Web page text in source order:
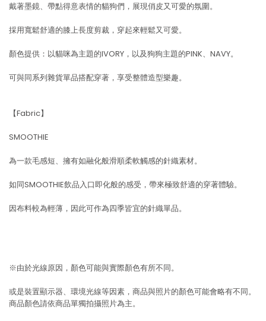
戴著墨鏡、帶點得意表情的貓狗們，展現俏皮又可愛的氛圍。
採用寬鬆舒適的膝上長度剪裁，穿起來輕鬆又可愛。
顏色提供：以貓咪為主題的IVORY，以及狗狗主題的PINK、NAVY。
可與同系列雜貨單品搭配穿著，享受整體造型樂趣。
【Fabric】
SMOOTHIE
為一款毛感短、擁有如融化般滑順柔軟觸感的針織素材。
如同SMOOTHIE飲品入口即化般的感受，帶來極致舒適的穿著體驗。
因布料較為輕薄，因此可作為四季皆宜的針織單品。
※由於光線原因，顏色可能與實際顏色有所不同。
或是裝置顯示器、環境光線等因素，商品與照片的顏色可能會略有不同。
商品顏色請依商品單獨拍攝照片為主。